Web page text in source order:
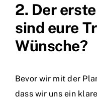
2. Der
sind eure
Wünsche?
Bevor wir mit der
dass wir uns ein